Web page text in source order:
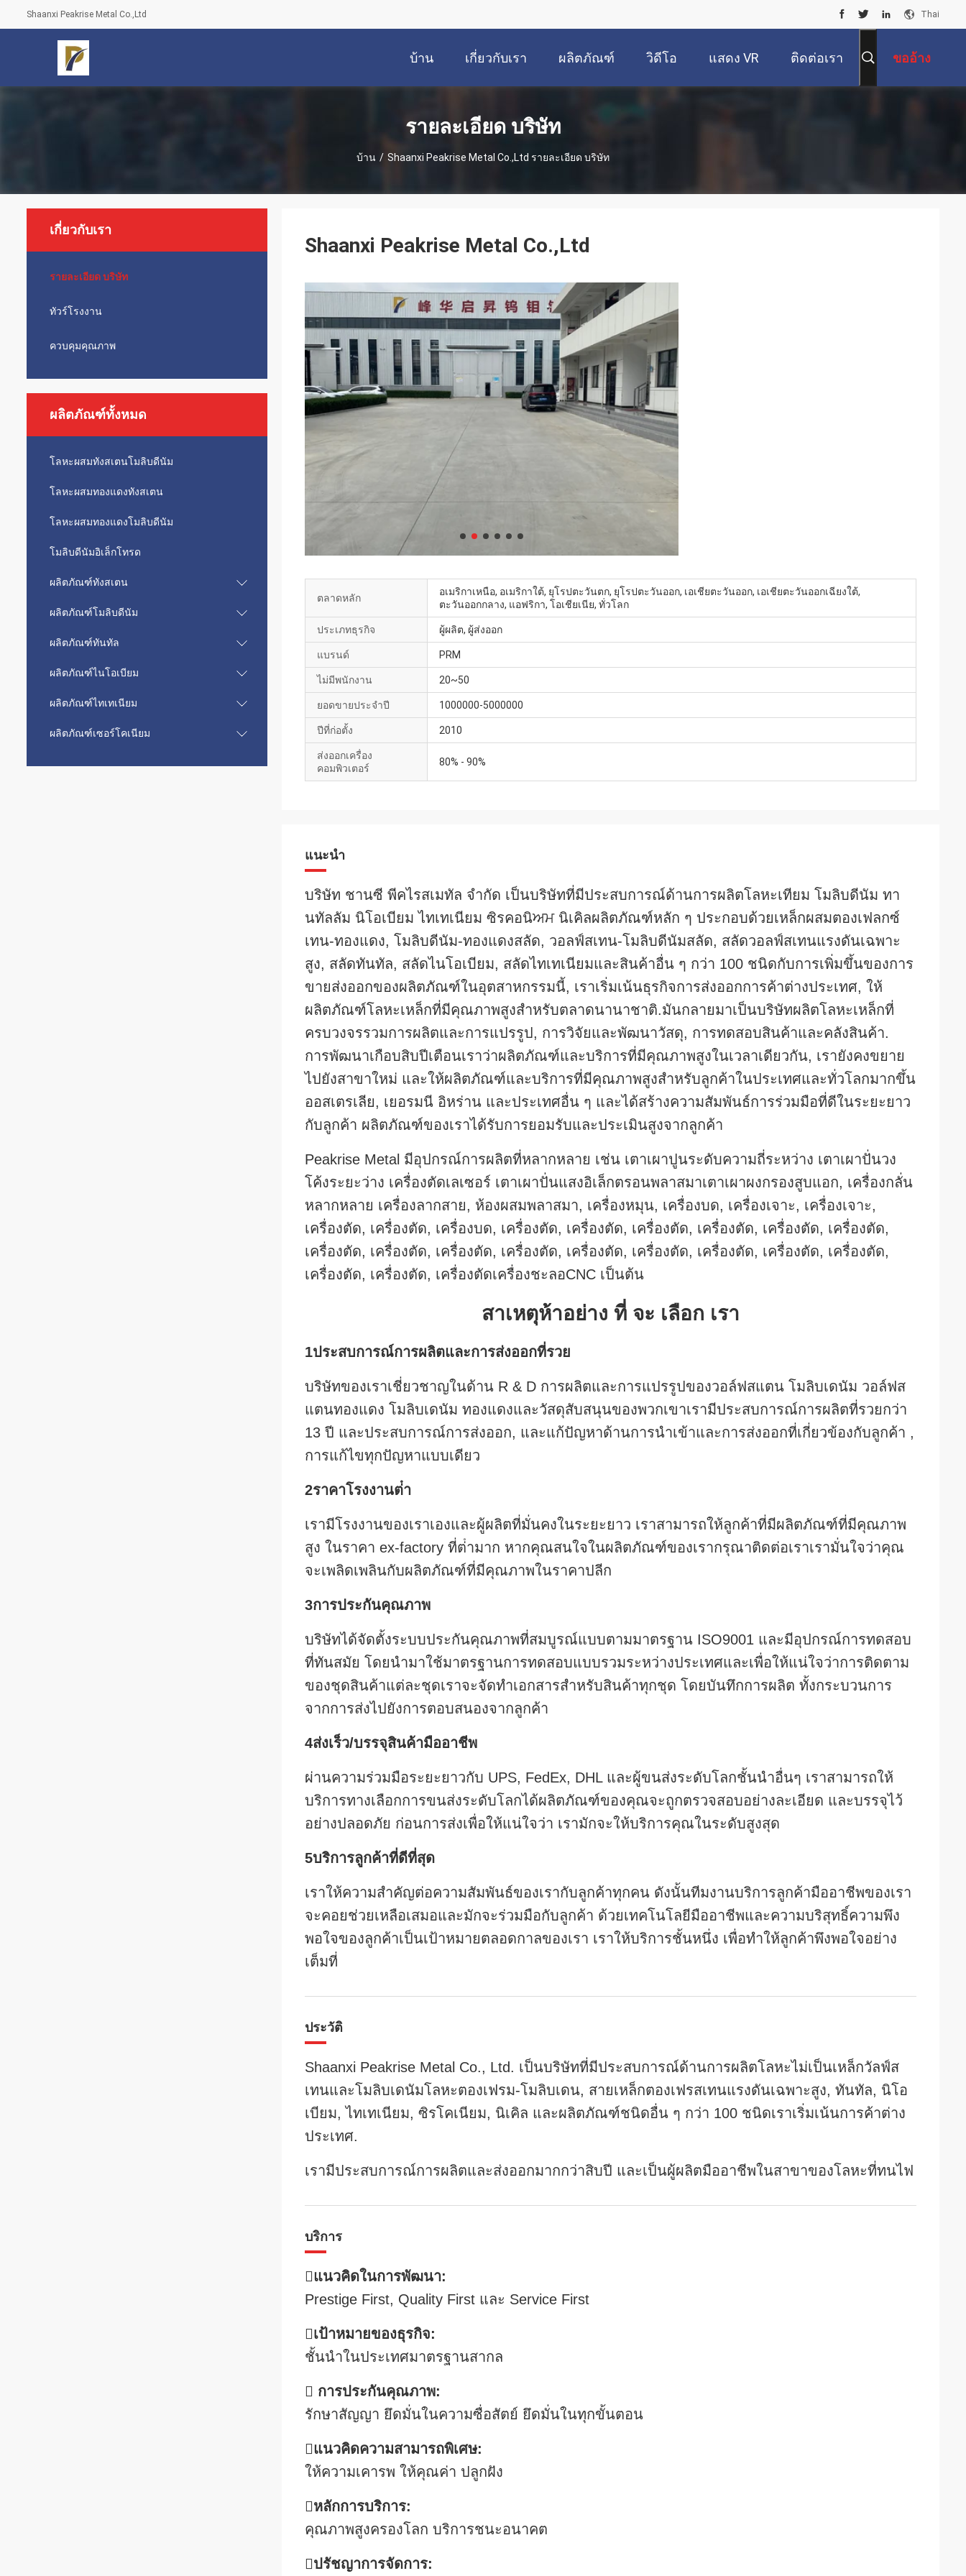
Shaanxi Peakrise Metal Co.,Ltd Thai
บ้าน เกี่ยวกับเรา ผลิตภัณฑ์ วิดีโอ แสดง VR ติดต่อเรา ขออ้าง
รายละเอียด บริษัท
บ้าน / Shaanxi Peakrise Metal Co.,Ltd รายละเอียด บริษัท
เกี่ยวกับเรา
รายละเอียด บริษัท
ทัวร์โรงงาน
ควบคุมคุณภาพ
ผลิตภัณฑ์ทั้งหมด
โลหะผสมทังสเตนโมลิบดีนัม
โลหะผสมทองแดงทังสเตน
โลหะผสมทองแดงโมลิบดีนัม
โมลิบดีนัมอิเล็กโทรด
ผลิตภัณฑ์ทังสเตน
ผลิตภัณฑ์โมลิบดีนัม
ผลิตภัณฑ์ทันทัล
ผลิตภัณฑ์ไนโอเบียม
ผลิตภัณฑ์ไทเทเนียม
ผลิตภัณฑ์เซอร์โคเนียม
Shaanxi Peakrise Metal Co.,Ltd
ตลาดหลัก
อเมริกาเหนือ, อเมริกาใต้, ยุโรปตะวันตก, ยุโรปตะวันออก, เอเชียตะวันออก, เอเชียตะวันออกเฉียงใต้,
ตะวันออกกลาง, แอฟริกา, โอเชียเนีย, ทั่วโลก
ประเภทธุรกิจ ผู้ผลิต, ผู้ส่งออก
แบรนด์ PRM
ไม่มีพนักงาน 20~50
ยอดขายประจำปี 1000000-5000000
ปีที่ก่อตั้ง 2010
ส่งออกเครื่อง
คอมพิวเตอร์
80% - 90%
แนะนำ
บริษัท ชานซี พีคไรสเมทัล จํากัด เป็นบริษัทที่มีประสบการณ์ด้านการผลิตโลหะเทียม โมลิบดีนัม ทา
นทัลลัม นิโอเบียม ไทเทเนียม ซิรคอนิਅਮ นิเคิลผลิตภัณฑ์หลัก ๆ ประกอบด้วยเหล็กผสมตองเฟลกซ์
เทน-ทองแดง, โมลิบดีนัม-ทองแดงสลัด, วอลฟ์สเทน-โมลิบดีนัมสลัด, สลัดวอลฟ์สเทนแรงดันเฉพาะ
สูง, สลัดทันทัล, สลัดไนโอเบียม, สลัดไทเทเนียมและสินค้าอื่น ๆ กว่า 100 ชนิดกับการเพิ่มขึ้นของการ
ขายส่งออกของผลิตภัณฑ์ในอุตสาหกรรมนี้, เราเริ่มเน้นธุรกิจการส่งออกการค้าต่างประเทศ, ให้
ผลิตภัณฑ์โลหะเหล็กที่มีคุณภาพสูงสําหรับตลาดนานาชาติ.มันกลายมาเป็นบริษัทผลิตโลหะเหล็กที่
ครบวงจรรวมการผลิตและการแปรรูป, การวิจัยและพัฒนาวัสดุ, การทดสอบสินค้าและคลังสินค้า.
การพัฒนาเกือบสิบปีเตือนเราว่าผลิตภัณฑ์และบริการที่มีคุณภาพสูงในเวลาเดียวกัน, เรายังคงขยาย
ไปยังสาขาใหม่ และให้ผลิตภัณฑ์และบริการที่มีคุณภาพสูงสําหรับลูกค้าในประเทศและทั่วโลกมากขึ้น
ออสเตรเลีย, เยอรมนี อิหร่าน และประเทศอื่น ๆ และได้สร้างความสัมพันธ์การร่วมมือที่ดีในระยะยาว
กับลูกค้า ผลิตภัณฑ์ของเราได้รับการยอมรับและประเมินสูงจากลูกค้า
Peakrise Metal มีอุปกรณ์การผลิตที่หลากหลาย เช่น เตาเผาปูนระดับความถี่ระหว่าง เตาเผาปั่นวง
โค้งระยะว่าง เครื่องตัดเลเซอร์ เตาเผาปั่นแสงอิเล็กตรอนพลาสมาเตาเผาผงกรองสูบแอก, เครื่องกลั่น
หลากหลาย เครื่องลากสาย, ห้องผสมพลาสมา, เครื่องหมุน, เครื่องบด, เครื่องเจาะ, เครื่องเจาะ,
เครื่องตัด, เครื่องตัด, เครื่องบด, เครื่องตัด, เครื่องตัด, เครื่องตัด, เครื่องตัด, เครื่องตัด, เครื่องตัด,
เครื่องตัด, เครื่องตัด, เครื่องตัด, เครื่องตัด, เครื่องตัด, เครื่องตัด, เครื่องตัด, เครื่องตัด, เครื่องตัด,
เครื่องตัด, เครื่องตัด, เครื่องตัดเครื่องชะลอCNC เป็นต้น
สาเหตุห้าอย่าง ที่ จะ เลือก เรา
1ประสบการณ์การผลิตและการส่งออกที่รวย
บริษัทของเราเชี่ยวชาญในด้าน R & D การผลิตและการแปรรูปของวอล์ฟสแตน โมลิบเดนัม วอล์ฟส
แตนทองแดง โมลิบเดนัม ทองแดงและวัสดุสับสนุนของพวกเขาเรามีประสบการณ์การผลิตที่รวยกว่า
13 ปี และประสบการณ์การส่งออก, และแก้ปัญหาด้านการนําเข้าและการส่งออกที่เกี่ยวข้องกับลูกค้า ,
การแก้ไขทุกปัญหาแบบเดียว
2ราคาโรงงานต่ํา
เรามีโรงงานของเราเองและผู้ผลิตที่มั่นคงในระยะยาว เราสามารถให้ลูกค้าที่มีผลิตภัณฑ์ที่มีคุณภาพ
สูง ในราคา ex-factory ที่ต่ํามาก หากคุณสนใจในผลิตภัณฑ์ของเรากรุณาติดต่อเราเรามั่นใจว่าคุณ
จะเพลิดเพลินกับผลิตภัณฑ์ที่มีคุณภาพในราคาปลีก
3การประกันคุณภาพ
บริษัทได้จัดตั้งระบบประกันคุณภาพที่สมบูรณ์แบบตามมาตรฐาน ISO9001 และมีอุปกรณ์การทดสอบ
ที่ทันสมัย โดยนํามาใช้มาตรฐานการทดสอบแบบรวมระหว่างประเทศและเพื่อให้แน่ใจว่าการติดตาม
ของชุดสินค้าแต่ละชุดเราจะจัดทําเอกสารสําหรับสินค้าทุกชุด โดยบันทึกการผลิต ทั้งกระบวนการ
จากการส่งไปยังการตอบสนองจากลูกค้า
4ส่งเร็ว/บรรจุสินค้ามืออาชีพ
ผ่านความร่วมมือระยะยาวกับ UPS, FedEx, DHL และผู้ขนส่งระดับโลกชั้นนําอื่นๆ เราสามารถให้
บริการทางเลือกการขนส่งระดับโลกได้ผลิตภัณฑ์ของคุณจะถูกตรวจสอบอย่างละเอียด และบรรจุไว้
อย่างปลอดภัย ก่อนการส่งเพื่อให้แน่ใจว่า เรามักจะให้บริการคุณในระดับสูงสุด
5บริการลูกค้าที่ดีที่สุด
เราให้ความสําคัญต่อความสัมพันธ์ของเรากับลูกค้าทุกคน ดังนั้นทีมงานบริการลูกค้ามืออาชีพของเรา
จะคอยช่วยเหลือเสมอและมักจะร่วมมือกับลูกค้า ด้วยเทคโนโลยีมืออาชีพและความบริสุทธิ์ความพึง
พอใจของลูกค้าเป็นเป้าหมายตลอดกาลของเรา เราให้บริการชั้นหนึ่ง เพื่อทําให้ลูกค้าพึงพอใจอย่าง
เต็มที่
ประวัติ
Shaanxi Peakrise Metal Co., Ltd. เป็นบริษัทที่มีประสบการณ์ด้านการผลิตโลหะไม่เป็นเหล็กวัลฟ์ส
เทนและโมลิบเดนัมโลหะตองเฟรม-โมลิบเดน, สายเหล็กตองเฟรสเทนแรงดันเฉพาะสูง, ทันทัล, นิโอ
เบียม, ไทเทเนียม, ซิรโคเนียม, นิเคิล และผลิตภัณฑ์ชนิดอื่น ๆ กว่า 100 ชนิดเราเริ่มเน้นการค้าต่าง
ประเทศ.
เรามีประสบการณ์การผลิตและส่งออกมากกว่าสิบปี และเป็นผู้ผลิตมืออาชีพในสาขาของโลหะที่ทนไฟ
บริการ
แนวคิดในการพัฒนา:
Prestige First, Quality First และ Service First
เป้าหมายของธุรกิจ:
ชั้นนำในประเทศมาตรฐานสากล
 การประกันคุณภาพ:
รักษาสัญญา ยึดมั่นในความซื่อสัตย์ ยึดมั่นในทุกขั้นตอน
แนวคิดความสามารถพิเศษ:
ให้ความเคารพ ให้คุณค่า ปลูกฝัง
หลักการบริการ:
คุณภาพสูงครองโลก บริการชนะอนาคต
ปรัชญาการจัดการ: